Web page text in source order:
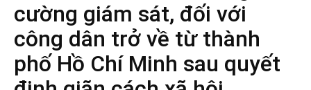
cường giám sát, đối với
công dân trở về từ thành
phố Hồ Chí Minh sau quyết